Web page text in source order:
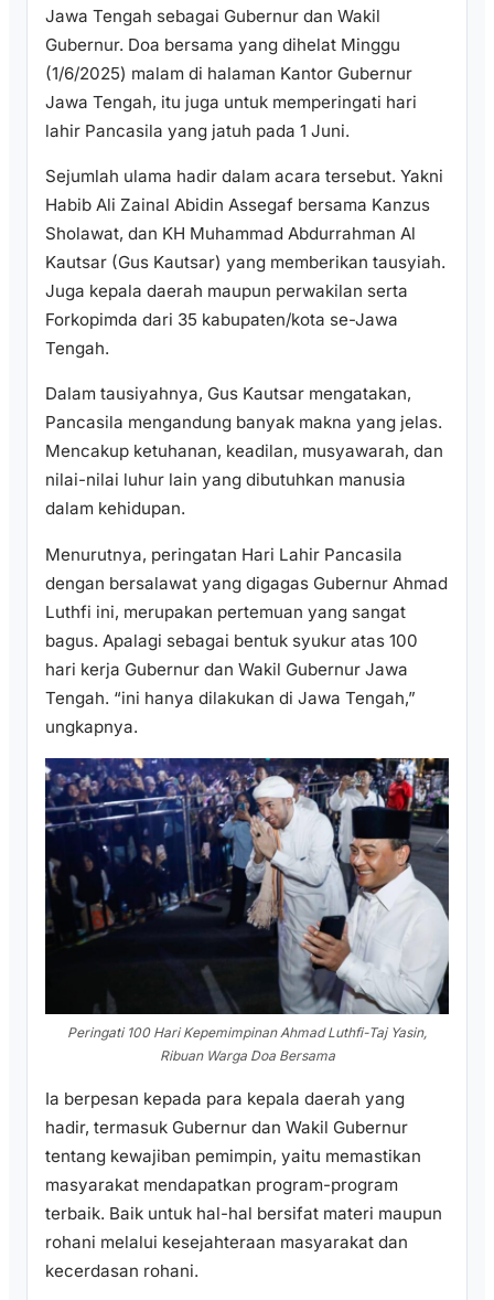
Jawa Tengah sebagai Gubernur dan Wakil
Gubernur. Doa bersama yang dihelat Minggu
(1/6/2025) malam di halaman Kantor Gubernur
Jawa Tengah, itu juga untuk memperingati hari
lahir Pancasila yang jatuh pada 1 Juni.
Sejumlah ulama hadir dalam acara tersebut. Yakni
Habib Ali Zainal Abidin Assegaf bersama Kanzus
Sholawat, dan KH Muhammad Abdurrahman Al
Kautsar (Gus Kautsar) yang memberikan tausyiah.
Juga kepala daerah maupun perwakilan serta
Forkopimda dari 35 kabupaten/kota se-Jawa
Tengah.
Dalam tausiyahnya, Gus Kautsar mengatakan,
Pancasila mengandung banyak makna yang jelas.
Mencakup ketuhanan, keadilan, musyawarah, dan
nilai-nilai luhur lain yang dibutuhkan manusia
dalam kehidupan.
Menurutnya, peringatan Hari Lahir Pancasila
dengan bersalawat yang digagas Gubernur Ahmad
Luthfi ini, merupakan pertemuan yang sangat
bagus. Apalagi sebagai bentuk syukur atas 100
hari kerja Gubernur dan Wakil Gubernur Jawa
Tengah. “ini hanya dilakukan di Jawa Tengah,”
ungkapnya.
Peringati 100 Hari Kepemimpinan Ahmad Luthfi-Taj Yasin,
Ribuan Warga Doa Bersama
Ia berpesan kepada para kepala daerah yang
hadir, termasuk Gubernur dan Wakil Gubernur
tentang kewajiban pemimpin, yaitu memastikan
masyarakat mendapatkan program-program
terbaik. Baik untuk hal-hal bersifat materi maupun
rohani melalui kesejahteraan masyarakat dan
kecerdasan rohani.